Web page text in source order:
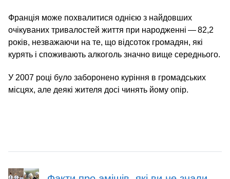
Франція може похвалитися однією з найдовших
очікуваних тривалостей життя при народженні — 82,2
років, незважаючи на те, що відсоток громадян, які
курять і споживають алкоголь значно вище середнього.
У 2007 році було заборонено куріння в громадських
місцях, але деякі жителя досі чинять йому опір.